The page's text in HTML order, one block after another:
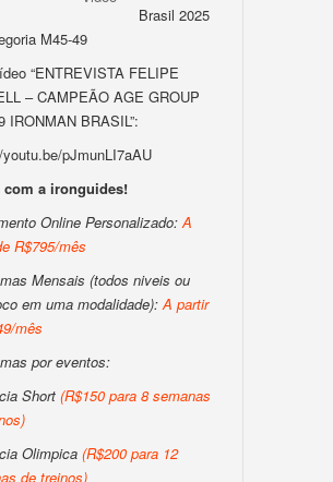
Brasil 2025
M45-49
“ENTREVISTA FELIPE
– CAMPEÃO AGE GROUP
IRONMAN BRASIL”:
pJmunLI7aAU
com a ironguides!
Online Personalizado:A
R$795/mês
Mensais (todos niveis ou
em uma modalidade):A partir
mês
por eventos:
Short (R$150 para 8 semanas
Olimpica (R$200 para 12
de treinos)